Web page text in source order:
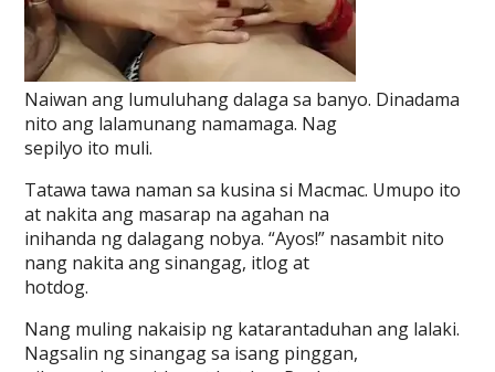
Naiwan ang lumuluhang dalaga sa banyo. Dinadama
nito ang lalamunang namamaga. Nag
sepilyo ito muli.
Tatawa tawa naman sa kusina si Macmac. Umupo ito
at nakita ang masarap na agahan na
inihanda ng dalagang nobya. “Ayos!” nasambit nito
nang nakita ang sinangag, itlog at
hotdog.
Nang muling nakaisip ng katarantaduhan ang lalaki.
Nagsalin ng sinangag sa isang pinggan,